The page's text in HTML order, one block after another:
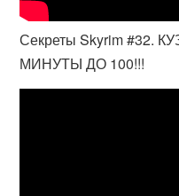
Секреты Skyrim #32.
МИНУТЫ ДО 100!!!